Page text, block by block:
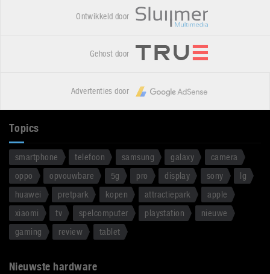
Ontwikkeld door
Gehost door
Advertenties door
Topics
smartphone telefoon samsung galaxy
camera
oppo
opvouwbare 5g pro display sony
lg
huawei
pretpark kopen attractiepark
apple
xiaomi
tv spelcomputer playstation
nieuwe
gaming
review tablet
Nieuwste hardware